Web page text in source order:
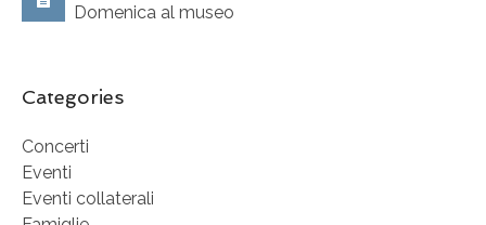
Domenica al museo
Categories
Concerti
Eventi
Eventi collaterali